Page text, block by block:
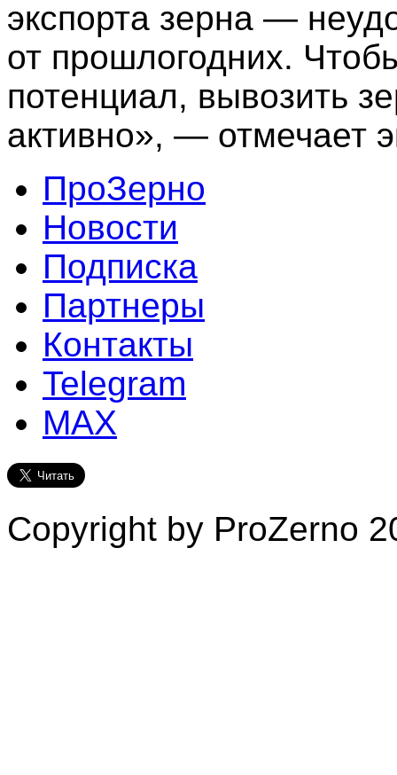
экспорта зерна —
от прошлогодних.
потенциал, вывозить
активно», — отмечает
ПроЗерно
Новости
Подписка
Партнеры
Контакты
Telegram
MAX
Copyright by ProZerno